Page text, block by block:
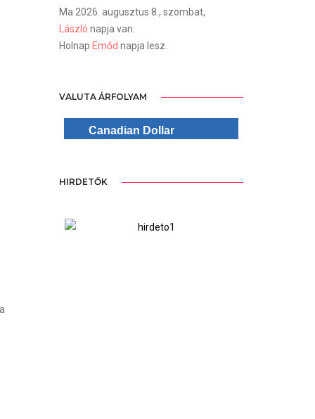
Ma 2026. augusztus 8., szombat,
László napja van.
Holnap Emőd napja lesz.
VALUTA ÁRFOLYAM
Canadian Dollar
HIRDETŐK